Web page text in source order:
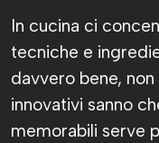
In cucina ci
tecniche e
davvero bene,
innovativi sanno
memorabili serve